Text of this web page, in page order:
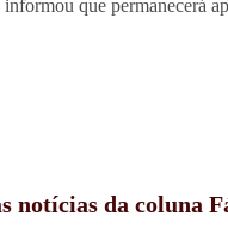
que permanecerá
notícias da coluna